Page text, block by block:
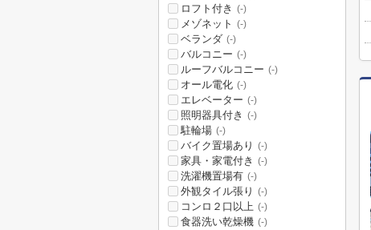
ロフト付き (-)
メゾネット (-)
ベランダ (-)
バルコニー (-)
ルーフバルコニー (-)
オール電化 (-)
エレベーター (-)
照明器具付き (-)
駐輪場 (-)
バイク置場あり (-)
家具・家電付き (-)
洗濯機置場有 (-)
外観タイル張り (-)
コンロ２口以上 (-)
食器洗い乾燥機 (-)